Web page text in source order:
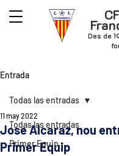
Des de
Entrada
Todas las entradas
Primer Equip
Todas las entradas
Jose Alcaraz, nou
Primer Equip
11 may 2022